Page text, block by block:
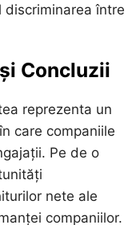
între
Concluzii
reprezenta un
care companiile
Pe de o
nete ale
companiilor.